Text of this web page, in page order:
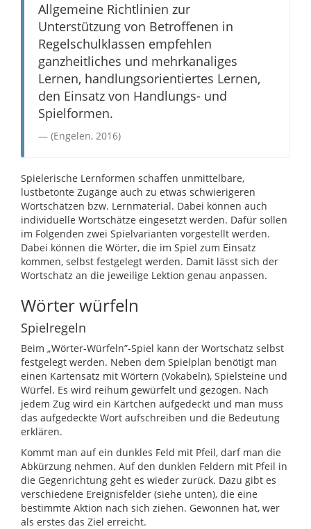
Allgemeine Richtlinien zur
Unterstützung von Betroffenen in
Regelschulklassen empfehlen
ganzheitliches und mehrkanaliges
Lernen, handlungsorientiertes Lernen,
den Einsatz von Handlungs- und
Spielformen.
(Engelen, 2016)
Spielerische Lernformen schaffen unmittelbare,
lustbetonte Zugänge auch zu etwas schwierigeren
Wortschätzen bzw. Lernmaterial. Dabei können auch
individuelle Wortschätze eingesetzt werden. Dafür sollen
im Folgenden zwei Spielvarianten vorgestellt werden.
Dabei können die Wörter, die im Spiel zum Einsatz
kommen, selbst festgelegt werden. Damit lässt sich der
Wortschatz an die jeweilige Lektion genau anpassen.
Wörter würfeln
Spielregeln
Beim „Wörter-Würfeln”-Spiel kann der Wortschatz selbst
festgelegt werden. Neben dem Spielplan benötigt man
einen Kartensatz mit Wörtern (Vokabeln), Spielsteine und
Würfel. Es wird reihum gewürfelt und gezogen. Nach
jedem Zug wird ein Kärtchen aufgedeckt und man muss
das aufgedeckte Wort aufschreiben und die Bedeutung
erklären.
Kommt man auf ein dunkles Feld mit Pfeil, darf man die
Abkürzung nehmen. Auf den dunklen Feldern mit Pfeil in
die Gegenrichtung geht es wieder zurück. Dazu gibt es
verschiedene Ereignisfelder (siehe unten), die eine
bestimmte Aktion nach sich ziehen. Gewonnen hat, wer
als erstes das Ziel erreicht.